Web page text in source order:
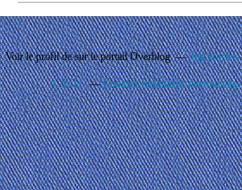
Voir le profil desur le portail Overblog Top articles
C.G.U. Cookies et données personnelles